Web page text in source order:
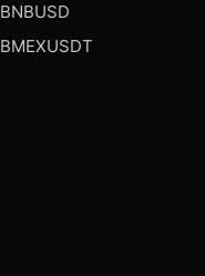
BNBUSD
BMEXUSDT